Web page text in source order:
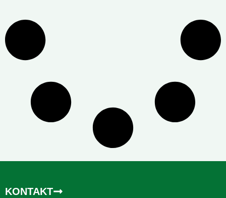
KONTAKT